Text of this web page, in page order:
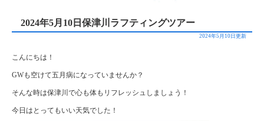
2024年5月10日保津川ラフティングツアー
2024年5月10日更新
こんにちは！
GWも空けて五月病になっていませんか？
そんな時は保津川で心も体もリフレッシュしましょう！
今日はとってもいい天気でした！